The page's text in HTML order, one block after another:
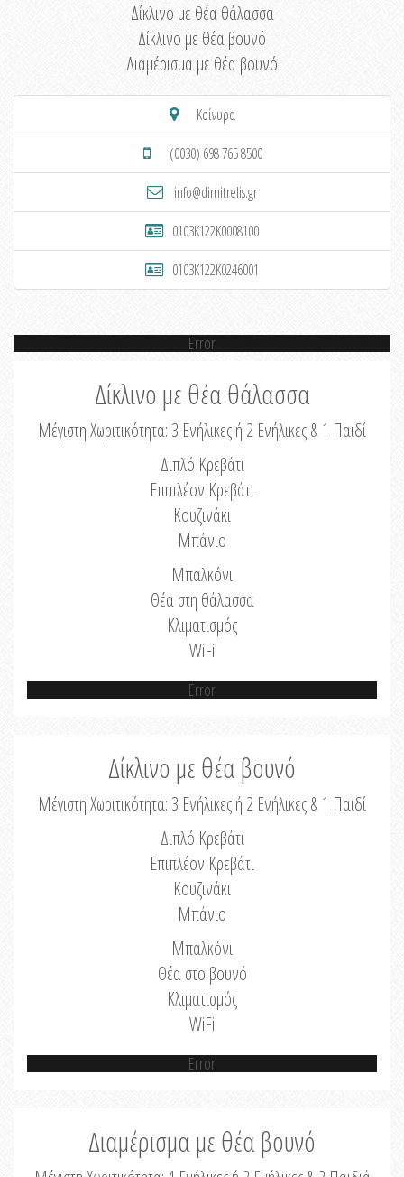
Δίκλινο με θέα θάλασσα
Δίκλινο με θέα βουνό
Διαμέρισμα με θέα βουνό
Κοίνυρα
(0030) 698 765 8500
info@dimitrelis.gr
0103K122K0008100
0103K122K0246001
Error
Δίκλινο με θέα θάλασσα
Μέγιστη Χωριτικότητα: 3 Ενήλικες ή 2 Ενήλικες & 1 Παιδί
Διπλό Κρεβάτι
Επιπλέον Κρεβάτι
Κουζινάκι
Μπάνιο
Μπαλκόνι
Θέα στη θάλασσα
Κλιματισμός
WiFi
Error
Δίκλινο με θέα βουνό
Μέγιστη Χωριτικότητα: 3 Ενήλικες ή 2 Ενήλικες & 1 Παιδί
Διπλό Κρεβάτι
Επιπλέον Κρεβάτι
Κουζινάκι
Μπάνιο
Μπαλκόνι
Θέα στο βουνό
Κλιματισμός
WiFi
Error
Διαμέρισμα με θέα βουνό